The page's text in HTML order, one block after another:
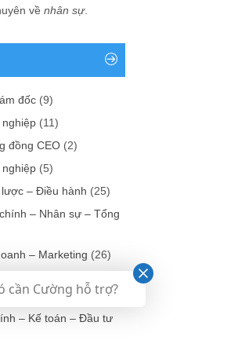
về nhân sự.
đốc (9)
(11)
đồng CEO (2)
(5)
– Điều hành (25)
– Nhân sự – Tổng
– Marketing (26)
– Dịch vụ – Công
(14)
– Kế toán – Đầu tư
cần Cường hỗ trợ?